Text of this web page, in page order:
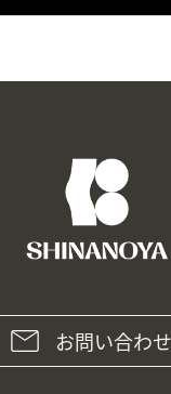
お問い合わせ